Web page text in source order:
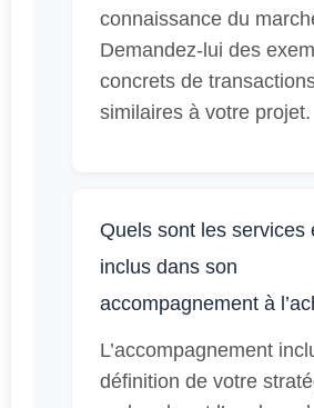
connaissance du
Demandez-lui des
concrets de
similaires à votre projet.
Quels sont les services
inclus dans son
accompagnement à
L’accompagnement
définition de votre